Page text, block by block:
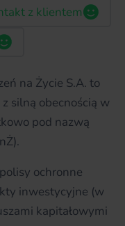
z klientem
na Życie S.A. to
silną obecnością w
pod nazwą
ochronne
inwestycyjne (w
kapitałowymi